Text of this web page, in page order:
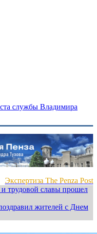
службы Владимира
Экспертиза The Penza Post
трудовой славы прошел
жителей с Днем